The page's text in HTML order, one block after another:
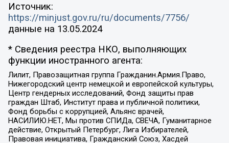
Источник:
https://minjust.gov.ru/ru/documents/7756/
данные на 13.05.2024
* Сведения реестра НКО, выполняющих
функции иностранного агента:
Лилит, Правозащитная группа Гражданин.Армия.Право,
Нижегородский центр немецкой и европейской культуры,
Центр гендерных исследований, Фонд защиты прав
граждан Штаб, Институт права и публичной политики,
Фонд борьбы с коррупцией, Альянс врачей,
НАСИЛИЮ.НЕТ, Мы против СПИДа, СВЕЧА, Гуманитарное
действие, Открытый Петербург, Лига Избирателей,
Правовая инициатива, Гражданский Союз, Хасдей